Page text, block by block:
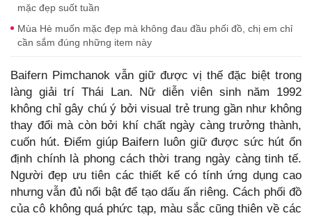
mặc đẹp suốt tuần
Mùa Hè muốn mặc đẹp mà không đau đầu phối đồ, chị em chỉ
cần sắm đúng những item này
Baifern Pimchanok vẫn giữ được vị thế đặc biệt trong
làng giải trí Thái Lan. Nữ diễn viên sinh năm 1992
không chỉ gây chú ý bởi visual trẻ trung gần như không
thay đổi mà còn bởi khí chất ngày càng trưởng thành,
cuốn hút. Điểm giúp Baifern luôn giữ được sức hút ổn
định chính là phong cách thời trang ngày càng tinh tế.
Người đẹp ưu tiên các thiết kế có tính ứng dụng cao
nhưng vẫn đủ nổi bật để tạo dấu ấn riêng. Cách phối đồ
của cô không quá phức tạp, màu sắc cũng thiên về các